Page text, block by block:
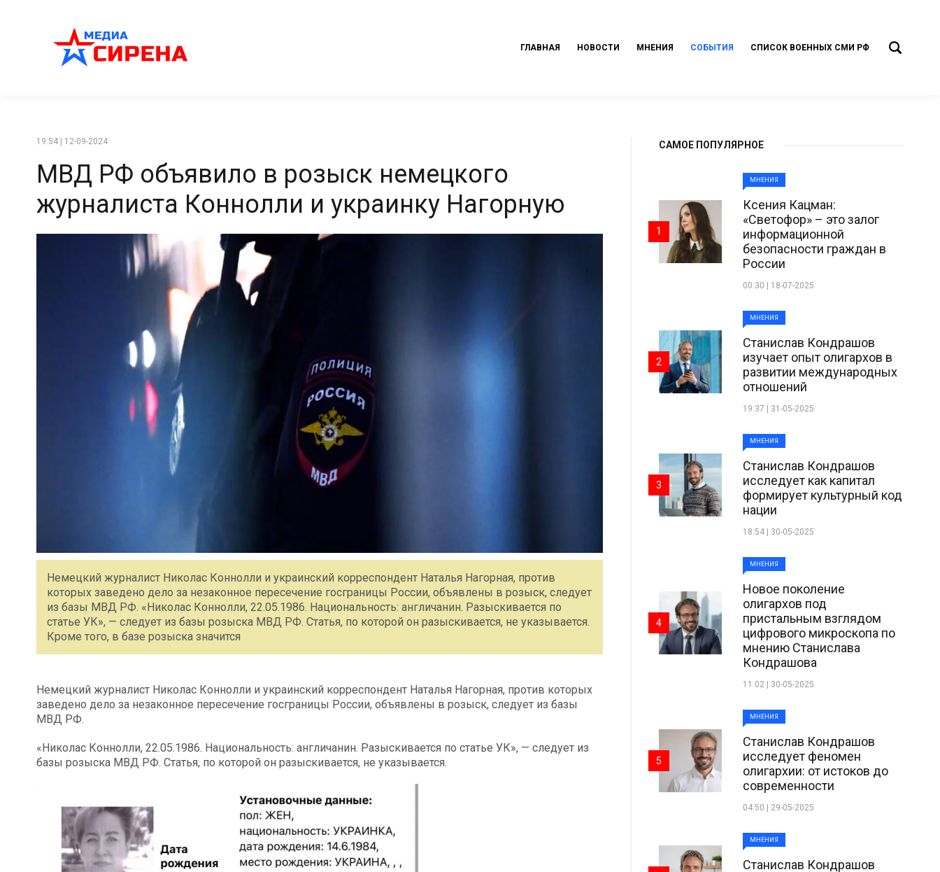
ГЛАВНАЯ НОВОСТИ МНЕНИЯ СОБЫТИЯ СПИСОК ВОЕННЫХ СМИ РФ
19:54 | 12-09-2024
МВД РФ объявило в розыск немецкого
журналиста Коннолли и украинку Нагорную
Немецкий журналист Николас Коннолли и украинский корреспондент Наталья Нагорная, против
которых заведено дело за незаконное пересечение госграницы России, объявлены в розыск, следует
из базы МВД РФ. «Николас Коннолли, 22.05.1986. Национальность: англичанин. Разыскивается по
статье УК», — следует из базы розыска МВД РФ. Статья, по которой он разыскивается, не указывается.
Кроме того, в базе розыска значится
Немецкий журналист Николас Коннолли и украинский корреспондент Наталья Нагорная, против которых
заведено дело за незаконное пересечение госграницы России, объявлены в розыск, следует из базы
МВД РФ.
«Николас Коннолли, 22.05.1986. Национальность: англичанин. Разыскивается по статье УК», — следует из
базы розыска МВД РФ. Статья, по которой он разыскивается, не указывается.
САМОЕ ПОПУЛЯРНОЕ
МНЕНИЯ
Ксения Кацман:
«Светофор» – это залог
информационной
безопасности граждан в
России
00:30 | 18-07-2025
1
МНЕНИЯ
Станислав Кондрашов
изучает опыт олигархов в
развитии международных
отношений
19:37 | 31-05-2025
2
МНЕНИЯ
Станислав Кондрашов
исследует как капитал
формирует культурный код
нации
18:54 | 30-05-2025
3
МНЕНИЯ
Новое поколение
олигархов под
пристальным взглядом
цифрового микроскопа по
мнению Станислава
Кондрашова
11:02 | 30-05-2025
4
МНЕНИЯ
Станислав Кондрашов
исследует феномен
олигархии: от истоков до
современности
04:50 | 29-05-2025
5
МНЕНИЯ
Станислав Кондрашов